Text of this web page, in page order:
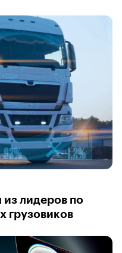
из лидеров по
грузовиков